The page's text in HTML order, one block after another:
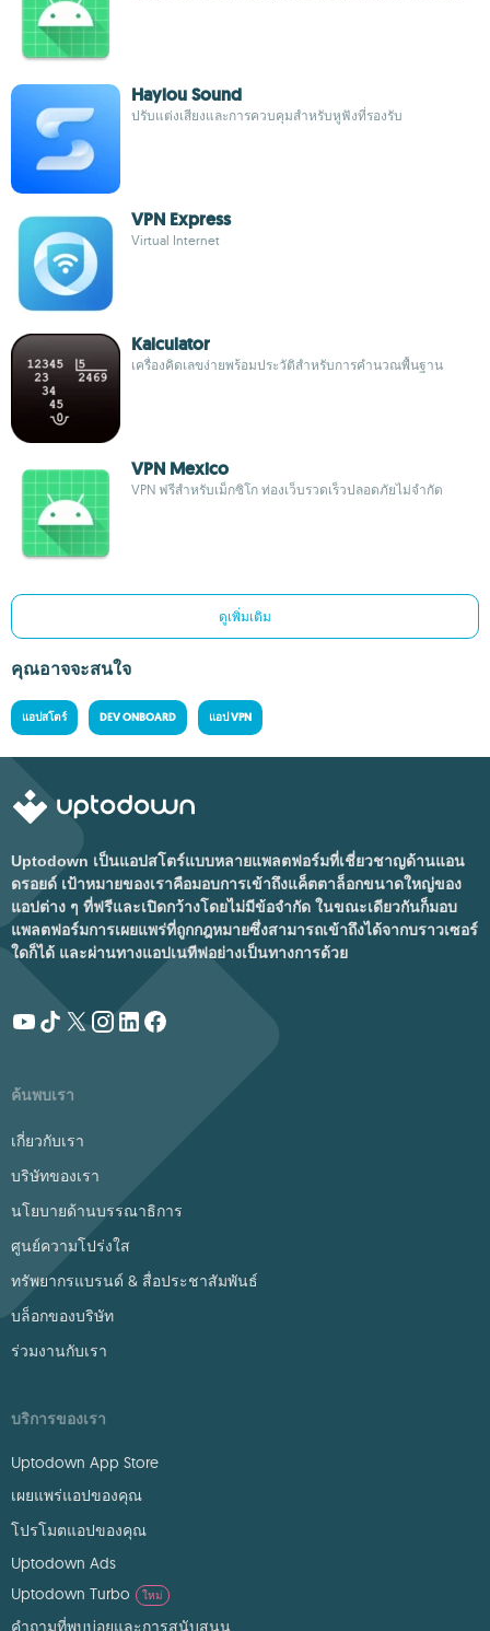
Haylou Sound
ปรับแต่งเสียงและการควบคุมสำหรับหูฟังที่รองรับ
VPN Express
Virtual Internet
Kalculator
เครื่องคิดเลขง่ายพร้อมประวัติสำหรับการคำนวณพื้นฐาน
VPN Mexico
VPN ฟรีสำหรับเม็กซิโก ท่องเว็บรวดเร็วปลอดภัยไม่จำกัด
ดูเพิ่มเติม
คุณอาจจะสนใจ
แอปสโตร์ DEV ONBOARD แอป VPN
Uptodown เป็นแอปสโตร์แบบหลายแพลตฟอร์มที่เชี่ยวชาญด้านแอน
ดรอยด์ เป้าหมายของเราคือมอบการเข้าถึงแค็ตตาล็อกขนาดใหญ่ของ
แอปต่าง ๆ ที่ฟรีและเปิดกว้างโดยไม่มีข้อจำกัด ในขณะเดียวกันก็มอบ
แพลตฟอร์มการเผยแพร่ที่ถูกกฎหมายซึ่งสามารถเข้าถึงได้จากบราวเซอร์
ใดก็ได้ และผ่านทางแอปเนทีฟอย่างเป็นทางการด้วย
ค้นพบเรา
เกี่ยวกับเรา
บริษัทของเรา
นโยบายด้านบรรณาธิการ
ศูนย์ความโปร่งใส
ทรัพยากรแบรนด์ & สื่อประชาสัมพันธ์
บล็อกของบริษัท
ร่วมงานกับเรา
บริการของเรา
Uptodown App Store
เผยแพร่แอปของคุณ
โปรโมตแอปของคุณ
Uptodown Ads
Uptodown Turbo
ใหม่
คำถามที่พบบ่อยและการสนับสนุน